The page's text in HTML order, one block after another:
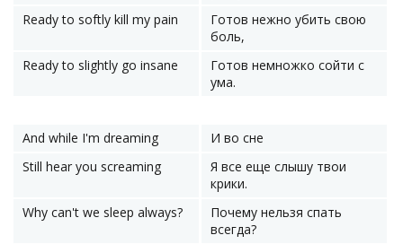
Ready to softly kill my pain
Готов нежно убить свою
боль,
Ready to slightly go insane
Готов немножко сойти с
ума.
And while I'm dreaming
И во сне
Still hear you screaming
Я все еще слышу твои
крики.
Why can't we sleep always?
Почему нельзя спать
всегда?